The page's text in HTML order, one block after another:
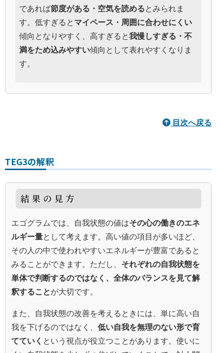
であれば節度がある・空気を読めるとみられま
す。低すぎると マイペース・周囲に合わせにくい
傾向となりやすく、高すぎると我慢しすぎる・不
満をため込みやすい傾向として表れやすくなりま
す。
目次へ戻る
TEG3の解釈
結果の見方
エゴグラムでは、自我状態の値はその心の働きのエネ
ルギー量として考えます。高い値の項目が多いほど、
その人の中で使われやすいエネルギーが豊富であると
みることができます。ただし、 それぞれの自我状態を
単体で判断するのではなく、全体のバランスを見て解
釈することが大切です。
また、自我状態の改善を考えるときには、単に高い自
我を下げるのではなく、 低い自我を無理のない形で育
てていく という視点が役立つことがあります。使いに